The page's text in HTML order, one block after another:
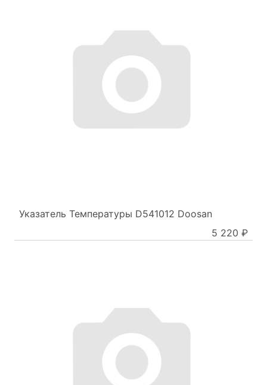
Указатель Температуры D541012 Doosan
5 220 ₽